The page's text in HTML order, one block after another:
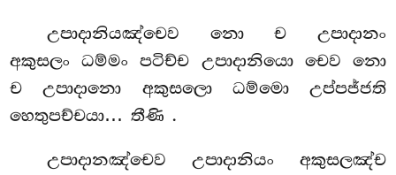
උපාදානියඤ්චෙව නො ච උපාදානං
අකුසලං ධම්මං පටිච්ච උපාදානියො චෙව නො
ච උපාදානො අකුසලො ධම්මො උප්පජ්ජති
හෙතුපච්චයා… තීණි.
උපාදානඤ්චෙව උපාදානියං අකුසලඤ්ච